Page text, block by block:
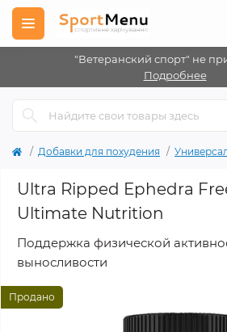
"Ветеранский спорт" не
Подробнее
Добавки для похудения
Ultra Ripped Ephedra
Ultimate Nutrition
Поддержка физической
выносливости
Продано